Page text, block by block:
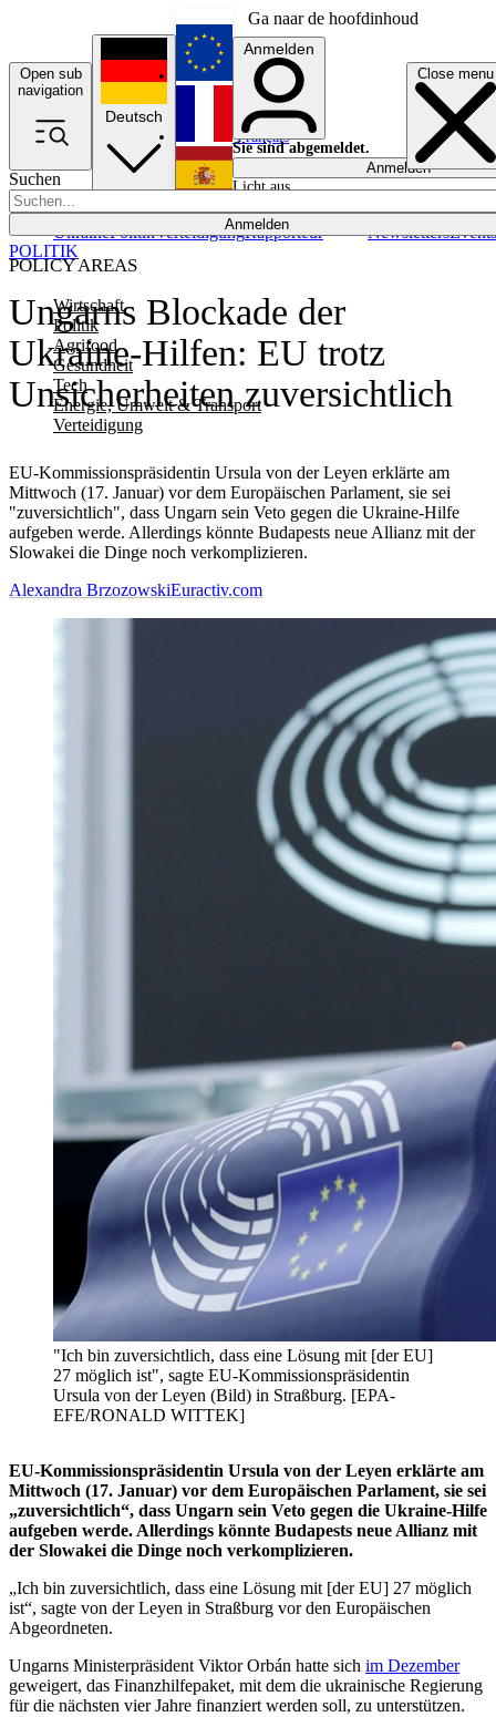
Ga naar de hoofdinhoud
Open sub
navigation
Close menu
Suchen
Anmelden
POLICY AREAS
Wirtschaft
Politik
Agrifood
Gesundheit
Tech
Energie, Umwelt & Transport
Verteidigung
UkrainePolitikVerteidigungRapporteur NewslettersEvents
Deutsch
English
Français
Anmelden
Sie sind abgemeldet.
Anmelden
Licht aus
Ungarns Blockade der
Ukraine-Hilfen: EU trotz
Unsicherheiten zuversichtlich
EU-Kommissionspräsidentin Ursula von der Leyen erklärte am
Mittwoch (17. Januar) vor dem Europäischen Parlament, sie sei
"zuversichtlich", dass Ungarn sein Veto gegen die Ukraine-Hilfe
aufgeben werde. Allerdings könnte Budapests neue Allianz mit der
Slowakei die Dinge noch verkomplizieren.
POLITIK
Alexandra BrzozowskiEuractiv.com
"Ich bin zuversichtlich, dass eine Lösung mit [der EU]
27 möglich ist", sagte EU-Kommissionspräsidentin
Ursula von der Leyen (Bild) in Straßburg. [EPA-
EFE/RONALD WITTEK]
EU-Kommissionspräsidentin Ursula von der Leyen erklärte am
Mittwoch (17. Januar) vor dem Europäischen Parlament, sie sei
„zuversichtlich“, dass Ungarn sein Veto gegen die Ukraine-Hilfe
aufgeben werde. Allerdings könnte Budapests neue Allianz mit
der Slowakei die Dinge noch verkomplizieren.
„Ich bin zuversichtlich, dass eine Lösung mit [der EU] 27 möglich
ist“, sagte von der Leyen in Straßburg vor den Europäischen
Abgeordneten.
Ungarns Ministerpräsident Viktor Orbán hatte sich im Dezember
geweigert, das Finanzhilfepaket, mit dem die ukrainische Regierung
für die nächsten vier Jahre finanziert werden soll, zu unterstützen.